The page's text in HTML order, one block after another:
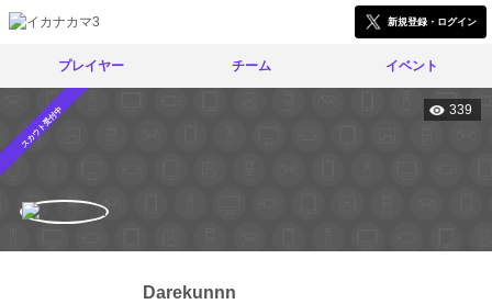
新規登録・ログイン
プレイヤー チーム イベント
スカウト受付中 339
Darekunnn